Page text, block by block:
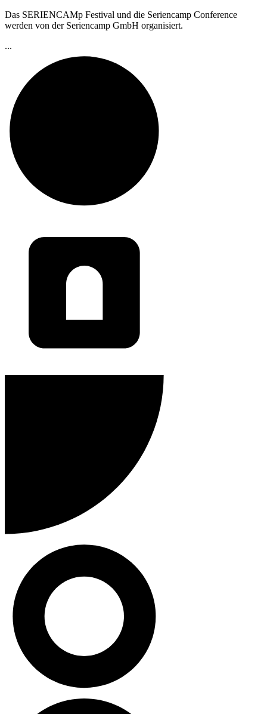
Das SERIENCAMp Festival und die Seriencamp Conference
werden von der Seriencamp GmbH organisiert.
...